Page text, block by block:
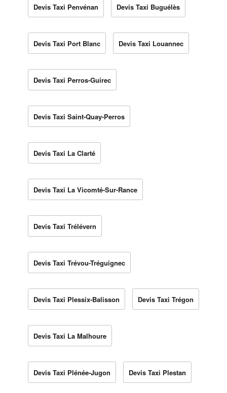
Devis Taxi Penvénan Devis Taxi Buguélès
Devis Taxi Port Blanc Devis Taxi Louannec
Devis Taxi Perros-Guirec
Devis Taxi Saint-Quay-Perros
Devis Taxi La Clarté
Devis Taxi La Vicomté-Sur-Rance
Devis Taxi Trélévern
Devis Taxi Trévou-Tréguignec
Devis Taxi Plessix-Balisson Devis Taxi Trégon
Devis Taxi La Malhoure
Devis Taxi Plénée-Jugon Devis Taxi Plestan